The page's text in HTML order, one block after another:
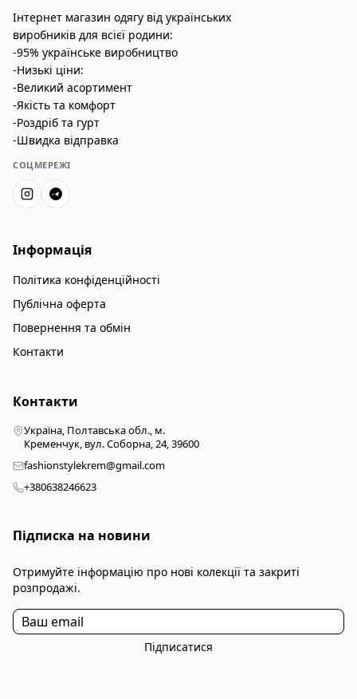
Інтернет магазин одягу від українських
виробників для всієї родини:
-95% українське виробництво
-Низькі ціни:
-Великий асортимент
-Якість та комфорт
-Роздріб та гурт
-Швидка відправка
СОЦМЕРЕЖІ
Інформація
Політика конфіденційності
Публічна оферта
Повернення та обмін
Контакти
Контакти
Україна, Полтавська обл., м.
Кременчук, вул. Соборна, 24, 39600
fashionstylekrem@gmail.com
+380638246623
Підписка на новини
Отримуйте інформацію про нові колекції та закриті
розпродажі.
Підписатися